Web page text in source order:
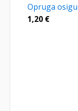
Opruga
1,20 €